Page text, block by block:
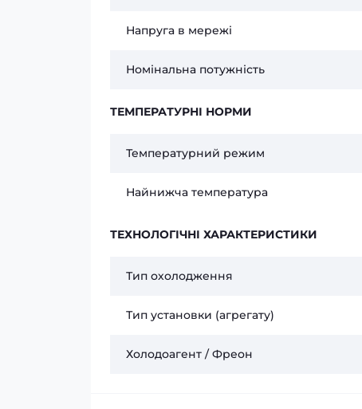
Напруга в мережі
Номінальна потужність
ТЕМПЕРАТУРНІ НОРМИ
Температурний режим
Найнижча температура
ТЕХНОЛОГІЧНІ ХАРАКТЕРИСТИКИ
Тип охолодження
Тип установки (агрегату)
Холодоагент / Фреон